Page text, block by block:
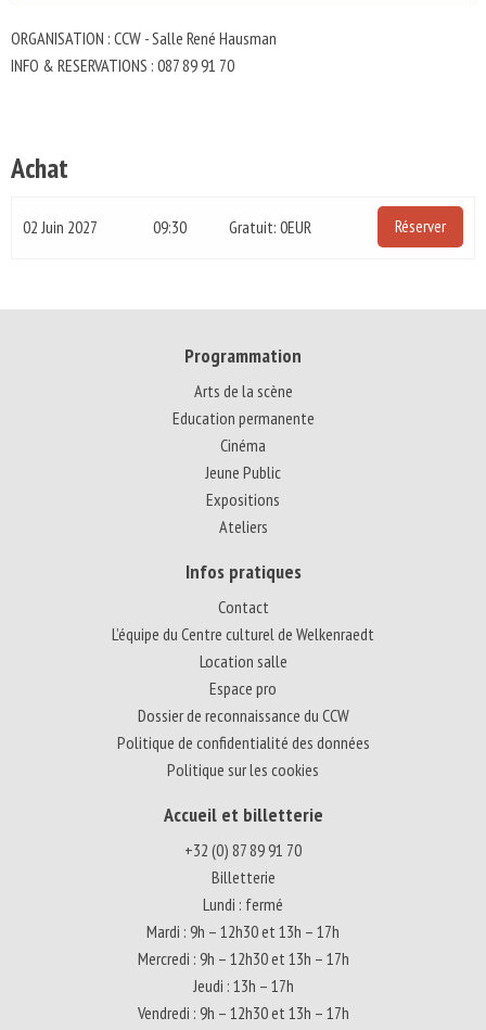
ORGANISATION : CCW - Salle René Hausman
INFO & RESERVATIONS : 087 89 91 70
Achat
02 Juin 2027 09:30 Gratuit: 0EUR Réserver
Programmation
Arts de la scène
Education permanente
Cinéma
Jeune Public
Expositions
Ateliers
Infos pratiques
Contact
L’équipe du Centre culturel de Welkenraedt
Location salle
Espace pro
Dossier de reconnaissance du CCW
Politique de confidentialité des données
Politique sur les cookies
Accueil et billetterie
+32 (0) 87 89 91 70
Billetterie
Lundi : fermé
Mardi : 9h – 12h30 et 13h – 17h
Mercredi : 9h – 12h30 et 13h – 17h
Jeudi : 13h – 17h
Vendredi : 9h – 12h30 et 13h – 17h